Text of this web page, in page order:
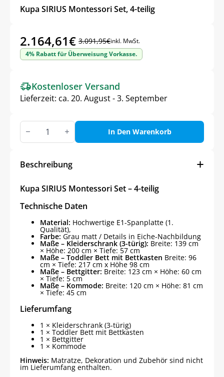
Kupa SIRIUS Montessori Set, 4-teilig
3.091,95€
Ursprünglicher
Preis
3.091,95€
2.164,61€
Aktueller
Preis
2.164,61€.
inkl. MwSt.
4% Rabatt für Überweisung Vorkasse.
Kostenloser Versand
Lieferzeit: ca. 20. August - 3. September
Kupa
SIRIUS
Montessori
teilig
In Den Warenkorb
Beschreibung
Kupa SIRIUS Montessori Set – 4-teilig
Technische Daten
Material: Hochwertige E1-Spanplatte (1.
Qualität),
Farbe: Grau matt / Details in Eiche-Nachbildung
Maße – Kleiderschrank (3-türig): Breite: 139 cm
× Höhe: 200 cm × Tiefe: 57 cm
Maße – Toddler Bett mit Bettkasten Breite: 96
cm × Tiefe: 217 cm x Höhe 98 cm
Maße – Bettgitter: Breite: 123 cm × Höhe: 60 cm
× Tiefe: 5 cm
Maße – Kommode: Breite: 120 cm × Höhe: 81 cm
× Tiefe: 45 cm
Lieferumfang
1 × Kleiderschrank (3-türig)
1 × Toddler Bett mit Bettkasten
1 × Bettgitter
1 × Kommode
Hinweis: Matratze, Dekoration und Zubehör sind nicht
im Lieferumfang enthalten.